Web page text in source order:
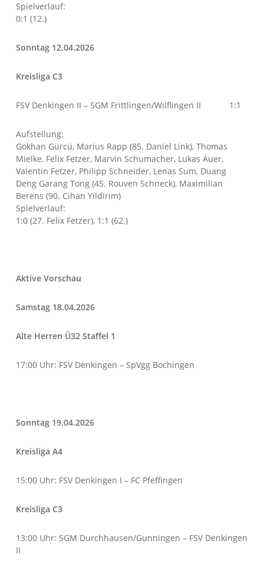
Spielverlauf:
0:1 (12.)
Sonntag 12.04.2026
Kreisliga C3
FSV Denkingen II – SGM Frittlingen/Wilflingen II 1:1
Aufstellung:
Gökhan Gürcü, Marius Rapp (85. Daniel Link), Thomas
Mielke, Felix Fetzer, Marvin Schumacher, Lukas Auer,
Valentin Fetzer, Philipp Schneider, Lenas Sum, Duang
Deng Garang Tong (45. Rouven Schneck), Maximilian
Berens (90. Cihan Yildirim)
Spielverlauf:
1:0 (27. Felix Fetzer), 1:1 (62.)
Aktive Vorschau
Samstag 18.04.2026
Alte Herren Ü32 Staffel 1
17:00 Uhr: FSV Denkingen – SpVgg Bochingen
Sonntag 19.04.2026
Kreisliga A4
15:00 Uhr: FSV Denkingen I – FC Pfeffingen
Kreisliga C3
13:00 Uhr: SGM Durchhausen/Gunningen – FSV Denkingen
II